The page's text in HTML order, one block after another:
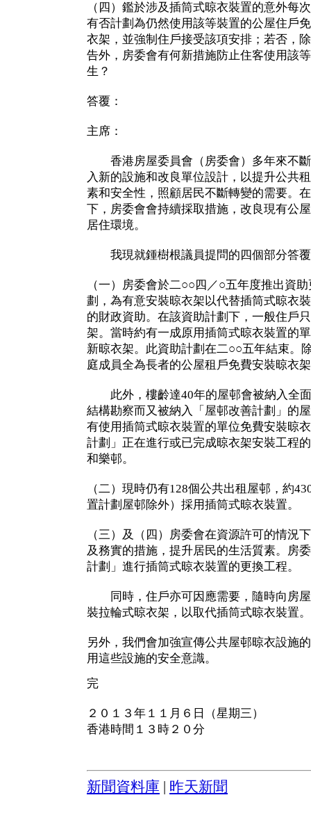
（四）鑑於涉及插筒式晾衣裝置的意外每
有否計劃為仍然使用該等裝置的公屋住戶
衣架，並強制住戶接受該項安排；若否，
告外，房委會有何新措施防止住客使用該
生？
答覆：
主席：
香港房屋委員會（房委會）多年來不斷
入新的設施和改良單位設計，以提升公共
素和安全性，照顧居民不斷轉變的需要。
下，房委會會持續採取措施，改良現有公
居住環境。
我現就鍾樹根議員提問的四個部分答
（一）房委會於二○○四／○五年度推出資
劃，為有意安裝晾衣架以代替插筒式晾衣
的財政資助。在該資助計劃下，一般住戶
架。當時約有一成原用插筒式晾衣裝置的
新晾衣架。此資助計劃在二○○五年結束。
庭成員全為長者的公屋租戶免費安裝晾衣
此外，樓齡達40年的屋邨會被納入全面
結構勘察而又被納入「屋邨改善計劃」的
有使用插筒式晾衣裝置的單位免費安裝晾
計劃」正在進行或已完成晾衣架安裝工程
和樂邨。
（二）現時仍有128個公共出租屋邨，約
置計劃屋邨除外）採用插筒式晾衣裝置。
（三）及（四）房委會在資源許可的情況
及務實的措施，提升居民的生活質素。房
計劃」進行插筒式晾衣裝置的更換工程。
同時，住戶亦可因應需要，隨時向房屋
裝拉輪式晾衣架，以取代插筒式晾衣裝置。
另外，我們會加強宣傳公共屋邨晾衣設施
用這些設施的安全意識。
完
２０１３年１１月６日（星期三）
香港時間１３時２０分
新聞資料庫 昨天新聞